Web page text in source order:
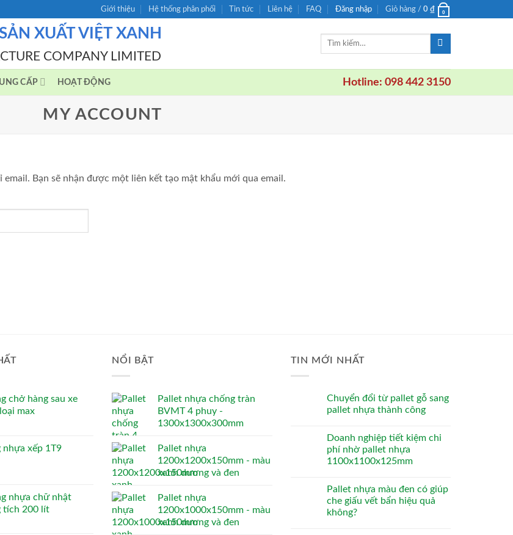
Giới thiệu Hệ thống phân phối Tin tức Liên hệ FAQ Đăng nhập Giỏ hàng / 0 ₫ 0
XUẤT VIỆT XANH
COMPANY LIMITED
Tìm
CẤP HOẠT ĐỘNG Hotline: 098 442 3150
MY ACCOUNT
Bạn sẽ nhận được một liên kết tạo mật khẩu mới qua email.
chở hàng sau xe
max
nhựa xếp 1T9
nhựa chữ nhật
tích 200 lít
NỔI BẬT
Pallet nhựa chống tràn
BVMT 4 phuy -
1300x1300x300mm
Pallet nhựa
1200x1200x150mm - màu
xanh dương và đen
Pallet nhựa
1200x1000x150mm - màu
xanh dương và đen
TIN MỚI NHẤT
Chuyển đổi từ pallet gỗ sang
pallet nhựa thành công
Doanh nghiệp tiết kiệm chi
phí nhờ pallet nhựa
1100x1100x125mm
Pallet nhựa màu đen có giúp
che giấu vết bẩn hiệu quả
không?